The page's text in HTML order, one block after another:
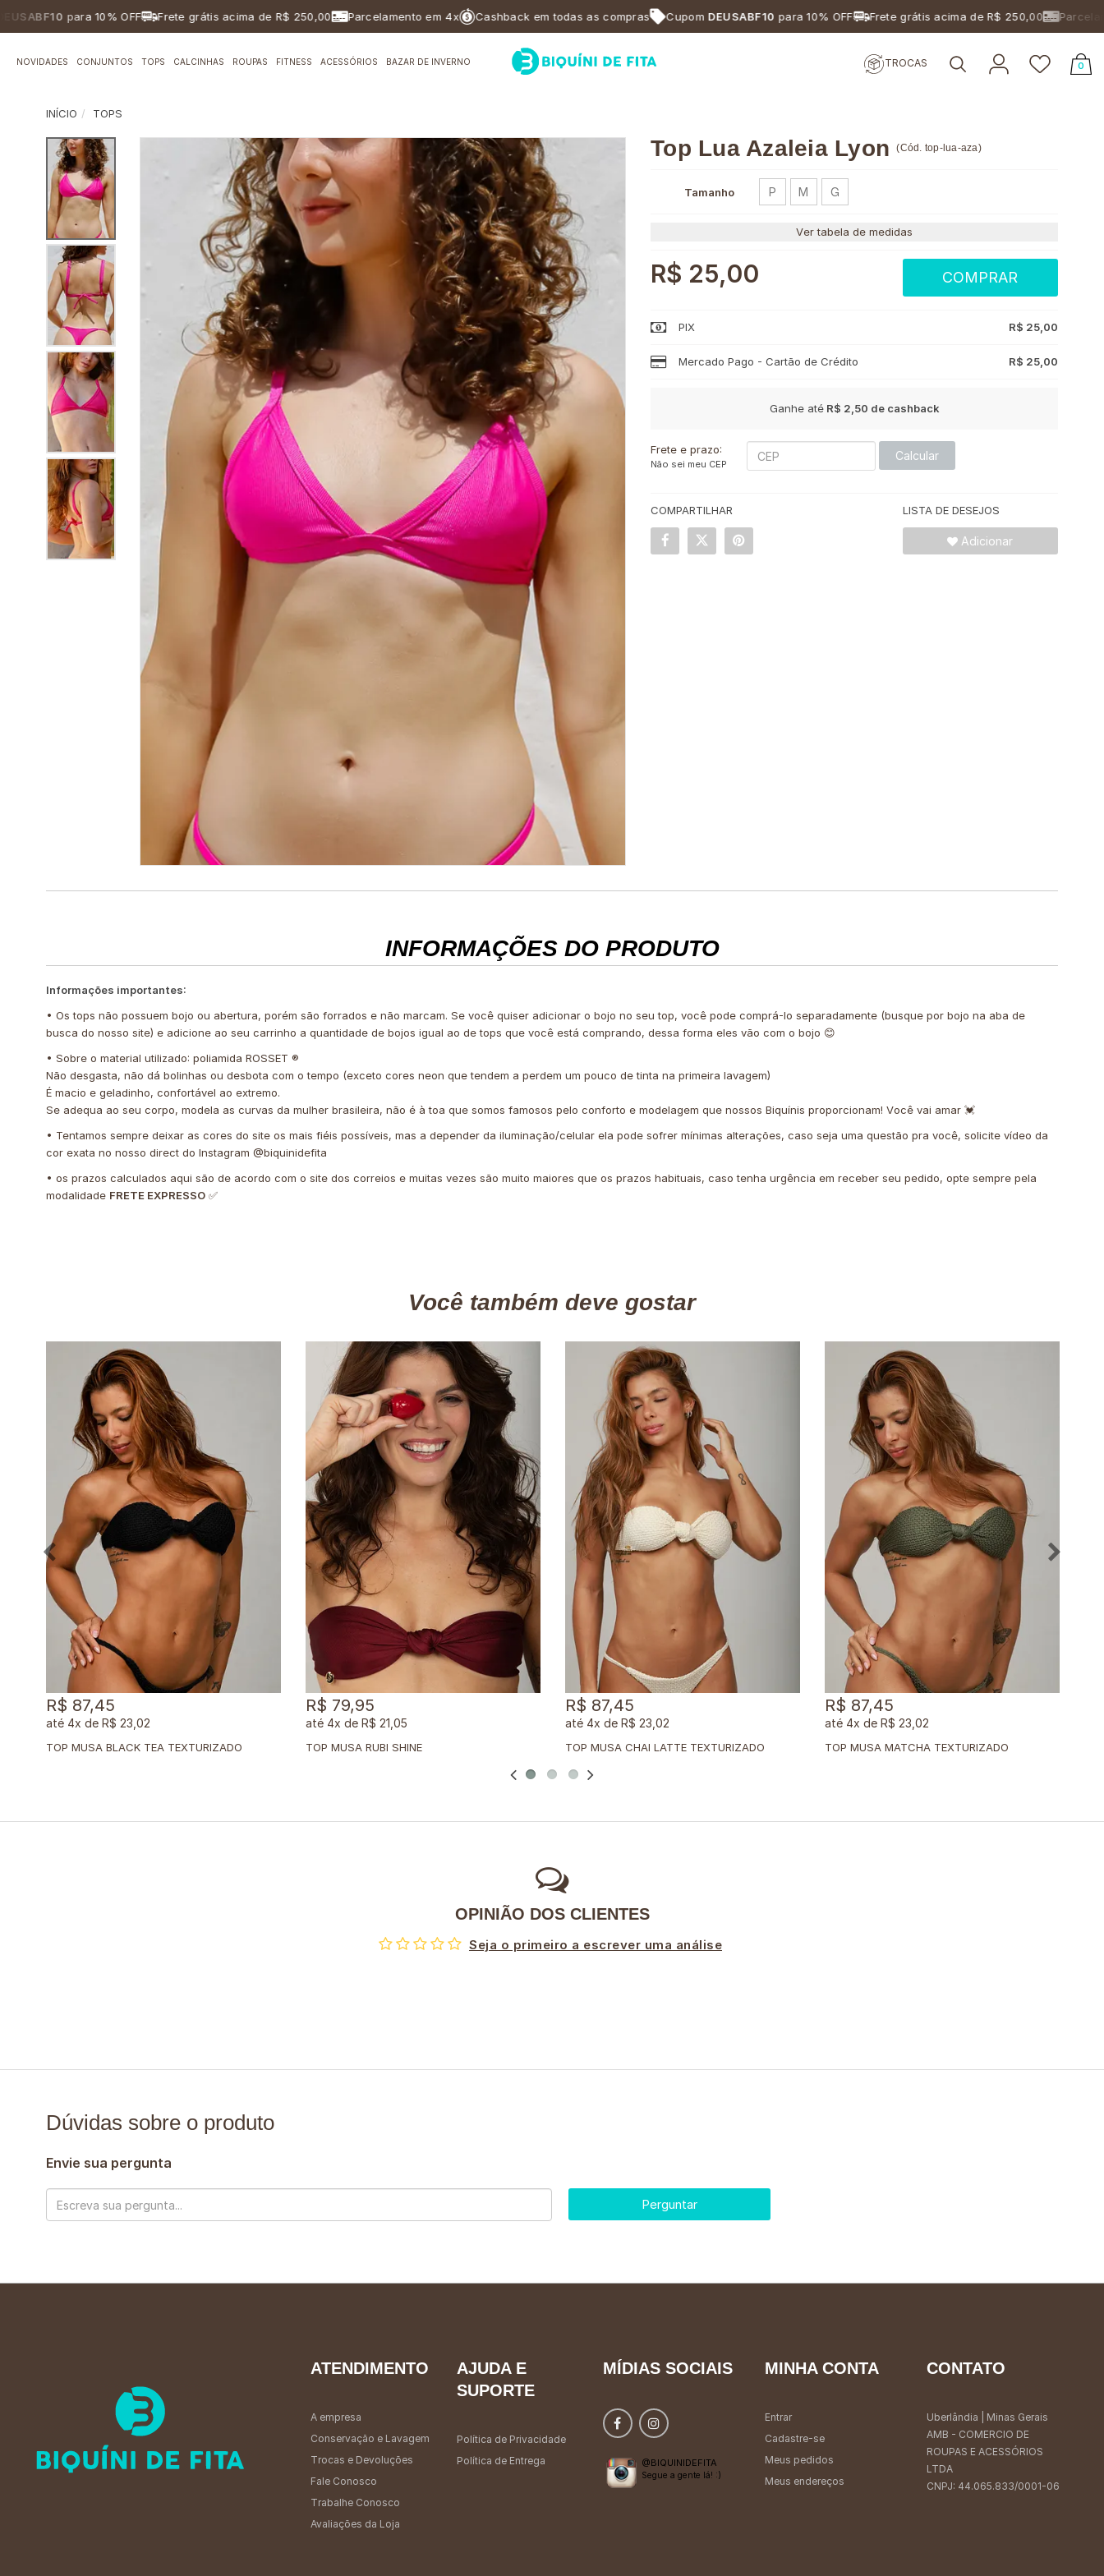
para 10% OFF Frete grátis acima de R$ 250,00 Parcelamento em 4x Cashback em todas as compras CupomDEUSABF10para 10% OFF Frete grátis acima de R$ 250,00 Parcelamento
NOVIDADES CONJUNTOS TOPS CALCINHAS ROUPAS FITNESS ACESSÓRIOS BAZAR DE INVERNO TROCAS 0
INÍCIO TOPS
Top Lua Azaleia Lyon(Cód. top-lua-aza)
Tamanho P M G
Ver tabela de medidas
R$ 25,00 COMPRAR
PIX R$ 25,00
Mercado Pago - Cartão de Crédito R$ 25,00
Ganhe atéR$ 2,50 de cashback
Frete e prazo:
Não sei meu CEP
Calcular
COMPARTILHAR LISTA DE DESEJOS
Adicionar
INFORMAÇÕES DO PRODUTO
Informações importantes:
• Os tops não possuem bojo ou abertura, porém são forrados e não marcam. Se você quiser adicionar o bojo no seu top, você pode comprá-lo separadamente (busque por bojo na aba de
busca do nosso site) e adicione ao seu carrinho a quantidade de bojos igual ao de tops que você está comprando, dessa forma eles vão com o bojo 😊
• Sobre o material utilizado: poliamida ROSSET ®️
Não desgasta, não dá bolinhas ou desbota com o tempo (exceto cores neon que tendem a perdem um pouco de tinta na primeira lavagem)
É macio e geladinho, confortável ao extremo.
Se adequa ao seu corpo, modela as curvas da mulher brasileira, não é à toa que somos famosos pelo conforto e modelagem que nossos Biquínis proporcionam! Você vai amar 💓
• Tentamos sempre deixar as cores do site os mais fiéis possíveis, mas a depender da iluminação/celular ela pode sofrer mínimas alterações, caso seja uma questão pra você, solicite vídeo da
cor exata no nosso direct do Instagram @biquinidefita
• os prazos calculados aqui são de acordo com o site dos correios e muitas vezes são muito maiores que os prazos habituais, caso tenha urgência em receber seu pedido, opte sempre pela
modalidade FRETE EXPRESSO ✅
Você também deve gostar
TOP MUSA BLACK TEA TEXTURIZADO
R$ 87,45
4x de R$ 23,02
TOP MUSA RUBI SHINE
R$ 79,95
4x de R$ 21,05
TOP MUSA CHAI LATTE TEXTURIZADO
R$ 87,45
4x de R$ 23,02
TOP MUSA MATCHA TEXTURIZADO
R$ 87,45
4x de R$ 23,02
OPINIÃO DOS CLIENTES
Seja o primeiro a escrever uma análise
Dúvidas sobre o produto
Envie sua pergunta
Perguntar
ATENDIMENTO
A empresa
Conservação e Lavagem
Trocas e Devoluções
Fale Conosco
Trabalhe Conosco
Avaliações da Loja
AJUDA E
SUPORTE
Política de Privacidade
Política de Entrega
MÍDIAS SOCIAIS
@BIQUINIDEFITA
Segue a gente lá! :)
MINHA CONTA
Entrar
Cadastre-se
Meus pedidos
Meus endereços
CONTATO
Uberlândia | Minas Gerais
AMB - COMERCIO DE
ROUPAS E ACESSÓRIOS
LTDA
CNPJ: 44.065.833/0001-06